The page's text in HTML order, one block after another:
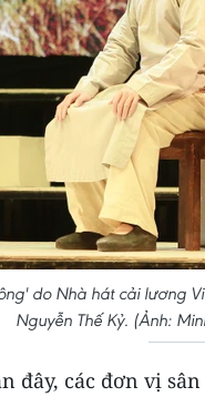
do Nhà hát cải lương
Nguyễn Thế Kỷ. (Ảnh:
đây, các đơn vị